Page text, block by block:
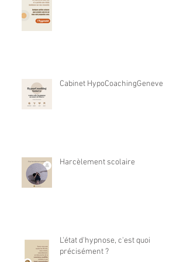
Cabinet HypoCoachingGeneve
Harcèlement scolaire
L'état d'hypnose, c'est quoi
précisément ?